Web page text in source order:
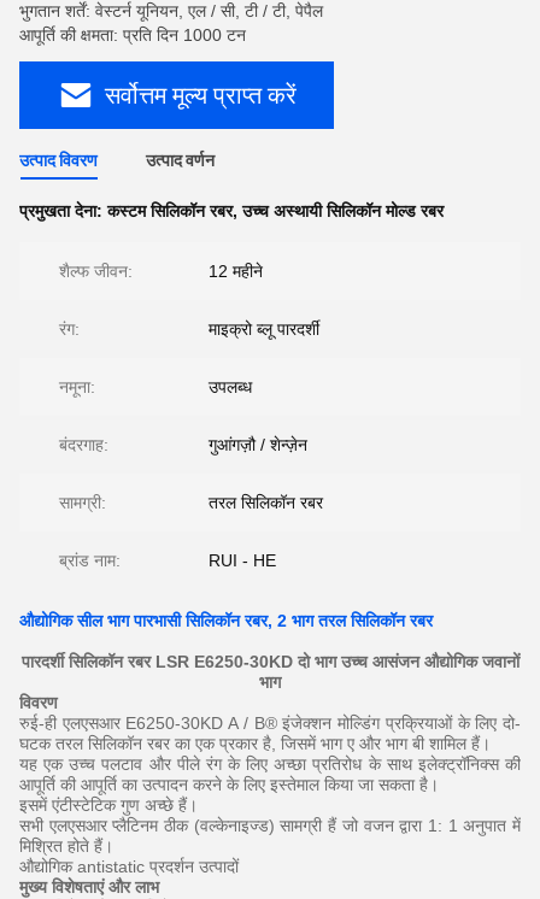
भुगतान शर्तें: वेस्टर्न यूनियन, एल / सी, टी / टी, पेपैल
आपूर्ति की क्षमता: प्रति दिन 1000 टन
सर्वोत्तम मूल्य प्राप्त करें
उत्पाद विवरण उत्पाद वर्णन
प्रमुखता देना:कस्टम सिलिकॉन रबर,उच्च अस्थायी सिलिकॉन मोल्ड रबर
शैल्फ जीवन: 12 महीने
रंग: माइक्रो ब्लू पारदर्शी
नमूना: उपलब्ध
बंदरगाह: गुआंगज़ौ / शेन्ज़ेन
सामग्री: तरल सिलिकॉन रबर
ब्रांड नाम: RUI - HE
औद्योगिक सील भाग पारभासी सिलिकॉन रबर, 2 भाग तरल सिलिकॉन रबर
पारदर्शी सिलिकॉन रबर LSR E6250-30KD दो भाग उच्च आसंजन औद्योगिक जवानों
भाग
विवरण
रुई-ही एलएसआर E6250-30KD A / B® इंजेक्शन मोल्डिंग प्रक्रियाओं के लिए दो-
घटक तरल सिलिकॉन रबर का एक प्रकार है, जिसमें भाग ए और भाग बी शामिल हैं।
यह एक उच्च पलटाव और पीले रंग के लिए अच्छा प्रतिरोध के साथ इलेक्ट्रॉनिक्स की
आपूर्ति की आपूर्ति का उत्पादन करने के लिए इस्तेमाल किया जा सकता है।
इसमें एंटीस्टेटिक गुण अच्छे हैं।
सभी एलएसआर प्लैटिनम ठीक (वल्केनाइज्ड) सामग्री हैं जो वजन द्वारा 1: 1 अनुपात में
मिश्रित होते हैं।
औद्योगिक antistatic प्रदर्शन उत्पादों
मुख्य विशेषताएं और लाभ